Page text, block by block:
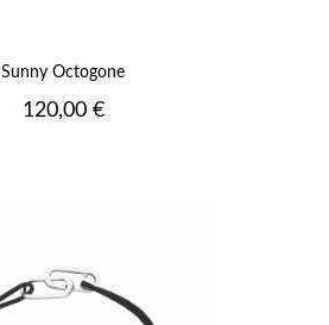
Sunny Octogone
Prix
120,00 €